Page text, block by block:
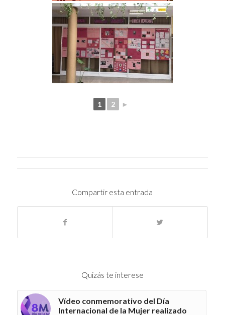
1 2 ►
Compartir esta entrada
Quizás te interese
Vídeo conmemorativo del Día
Internacional de la Mujer realizado